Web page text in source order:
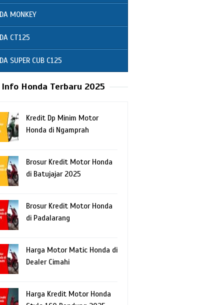
MONKEY
CT125
SUPER CUB C125
Info Honda Terbaru 2025
Kredit Dp Minim Motor
Honda di Ngamprah
Brosur Kredit Motor Honda
di Batujajar 2025
Brosur Kredit Motor Honda
di Padalarang
Harga Motor Matic Honda di
Dealer Cimahi
Harga Kredit Motor Honda